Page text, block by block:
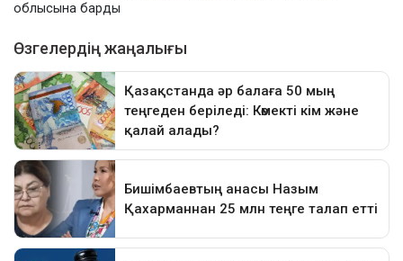
облысына барды